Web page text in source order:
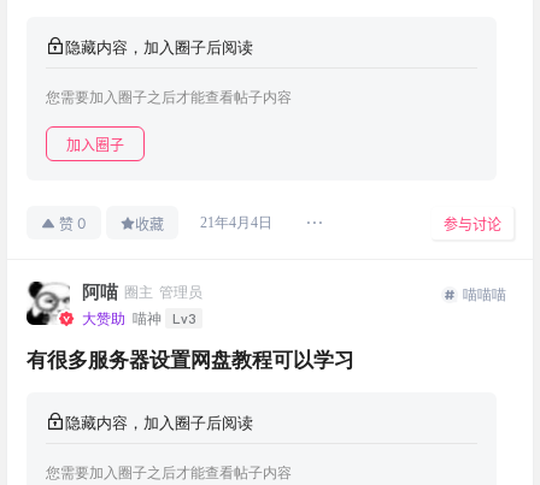
隐藏内容，加入圈子后阅读
您需要加入圈子之后才能查看帖子内容
加入圈子
赞 0 收藏 21年4月4日 参与讨论
阿喵 圈主 管理员
大赞助 喵神 Lv3
喵喵喵
有很多服务器设置网盘教程可以学习
隐藏内容，加入圈子后阅读
您需要加入圈子之后才能查看帖子内容